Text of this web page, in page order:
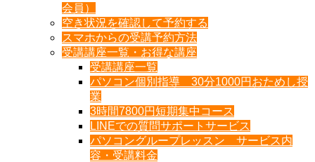
会員）
空き状況を確認して予約する
スマホからの受講予約方法
受講講座一覧・お得な講座
受講講座一覧
パソコン個別指導 30分1000円おためし授
業
3時間7800円短期集中コース
LINEでの質問サポートサービス
パソコングループレッスン サービス内
容・受講料金